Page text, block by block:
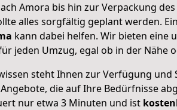
Amora bis hin zur Verpackung des
alles sorgfältig geplant werden.
kann dabei helfen. Wir bieten eine
jeden Umzug, egal ob in der Nähe
steht Ihnen zur Verfügung und
die auf Ihre Bedürfnisse
nur etwa 3 Minuten und ist